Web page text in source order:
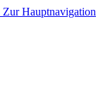
Zur Hauptnavigation